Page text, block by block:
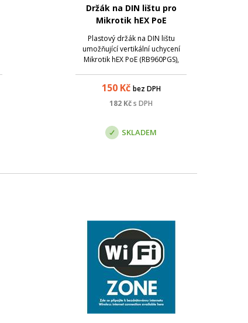
Držák na DIN lištu pro
Mikrotik hEX PoE
(RB960PGS)
Plastový držák na DIN lištu
umožňující vertikální uchycení
Mikrotik hEX PoE (RB960PGS),
150Kč bez DPH
182 Kčs DPH
SKLADEM